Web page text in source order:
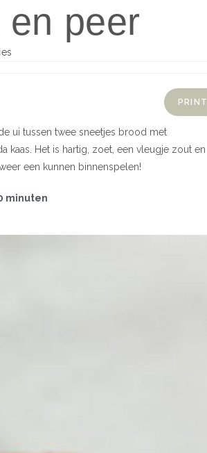
peer
PRINT
ui tussen twee sneetjes brood met
Het is hartig, zoet, een vleugje zout en
een kunnen binnenspelen!
minuten